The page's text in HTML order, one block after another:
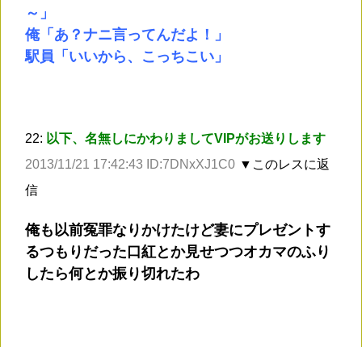
～」
俺「あ？ナニ言ってんだよ！」
駅員「いいから、こっちこい」
22: 以下、名無しにかわりましてVIPがお送りします
2013/11/21 17:42:43 ID:7DNxXJ1C0 ▼このレスに返
信
俺も以前冤罪なりかけたけど妻にプレゼントす
るつもりだった口紅とか見せつつオカマのふり
したら何とか振り切れたわ